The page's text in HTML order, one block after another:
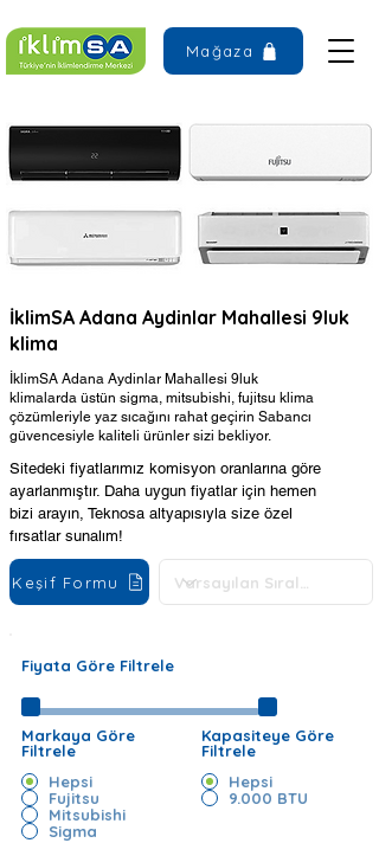
Mağaza
İklimSA Adana Aydinlar Mahallesi 9luk
klima
İklimSA Adana Aydinlar Mahallesi 9luk
klimalarda üstün sigma, mitsubishi, fujitsu klima
çözümleriyle yaz sıcağını rahat geçirin Sabancı
güvencesiyle kaliteli ürünler sizi bekliyor.
Sitedeki fiyatlarımız komisyon oranlarına göre
ayarlanmıştır. Daha uygun fiyatlar için hemen
bizi arayın, Teknosa altyapısıyla size özel
fırsatlar sunalım!
Keşif Formu
Fiyata Göre Filtrele
Markaya Göre
Filtrele
Hepsi
Fujitsu
Mitsubishi
Sigma
Kapasiteye Göre
Filtrele
Hepsi
9.000 BTU